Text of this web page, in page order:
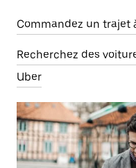
Commandez un trajet
Recherchez des
Uber